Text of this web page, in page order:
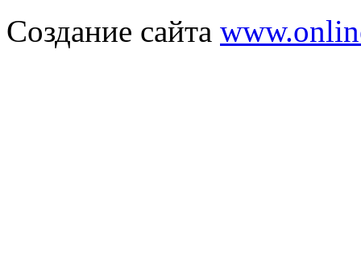
Создание сайта